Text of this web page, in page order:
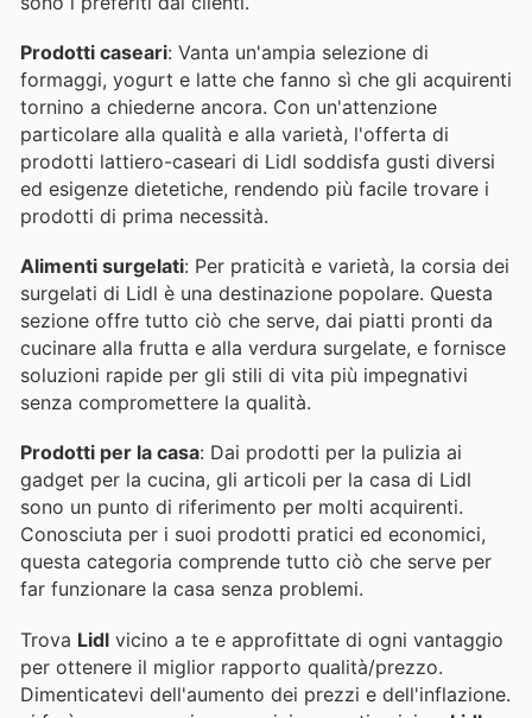
Prodotti caseari: Vanta un'ampia selezione di
formaggi, yogurt e latte che fanno sì che gli acquirenti
tornino a chiederne ancora. Con un'attenzione
particolare alla qualità e alla varietà, l'offerta di
prodotti lattiero-caseari di Lidl soddisfa gusti diversi
ed esigenze dietetiche, rendendo più facile trovare i
prodotti di prima necessità.
Alimenti surgelati: Per praticità e varietà, la corsia dei
surgelati di Lidl è una destinazione popolare. Questa
sezione offre tutto ciò che serve, dai piatti pronti da
cucinare alla frutta e alla verdura surgelate, e fornisce
soluzioni rapide per gli stili di vita più impegnativi
senza compromettere la qualità.
Prodotti per la casa: Dai prodotti per la pulizia ai
gadget per la cucina, gli articoli per la casa di Lidl
sono un punto di riferimento per molti acquirenti.
Conosciuta per i suoi prodotti pratici ed economici,
questa categoria comprende tutto ciò che serve per
far funzionare la casa senza problemi.
Trova Lidl vicino a te e approfittate di ogni vantaggio
per ottenere il miglior rapporto qualità/prezzo.
Dimenticatevi dell'aumento dei prezzi e dell'inflazione.